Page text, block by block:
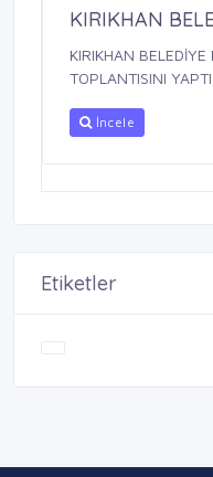
KIRIKHAN
KIRIKHAN
TOPLANTISINI YAPTI
İncele
Etiketler